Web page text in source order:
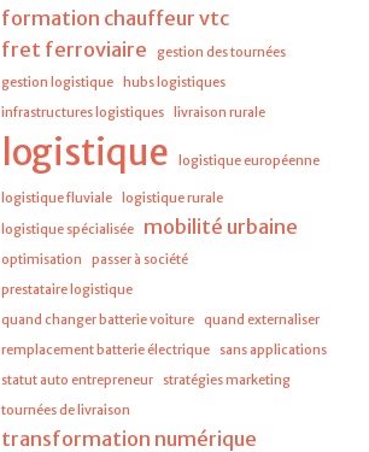
formation chauffeur vtc
fret ferroviaire
gestion des tournées
gestion logistique
hubs logistiques
infrastructures logistiques
livraison rurale
logistique logistique européenne
logistique fluviale
logistique rurale
logistique spécialisée
mobilité urbaine
optimisation
passer à société
prestataire logistique
quand changer batterie voiture
quand externaliser
remplacement batterie électrique
sans applications
statut auto entrepreneur
stratégies marketing
tournées de livraison
transformation numérique